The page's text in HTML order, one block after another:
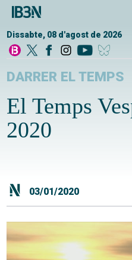
Dissabte, 08 d'agost de 2026
DARRER EL TEMPS
El Temps
2020
03/01/2020